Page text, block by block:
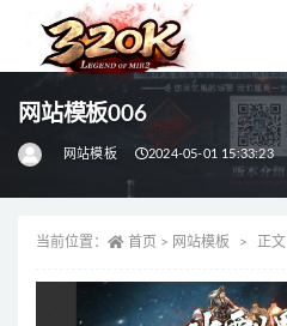
网站模板006
网站模板 2024-05-01 15:33:23
当前位置： 首页 > 网站模板 正文
全部